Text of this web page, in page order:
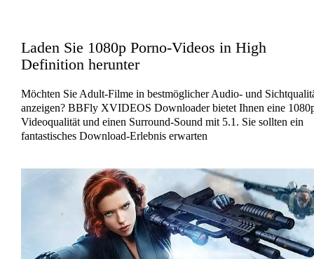
Laden Sie 1080p Porno-Videos in High
Definition herunter
Möchten Sie Adult-Filme in bestmöglicher Audio- und
anzeigen? BBFly XVIDEOS Downloader bietet Ihnen eine
Videoqualität und einen Surround-Sound mit 5.1. Sie sollten ein
fantastisches Download-Erlebnis erwarten